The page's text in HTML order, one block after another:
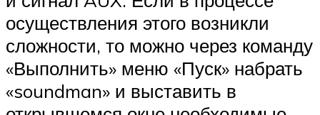
осуществления этого возникли
сложности, то можно через команду
«Выполнить» меню «Пуск» набрать
«soundman» и выставить в